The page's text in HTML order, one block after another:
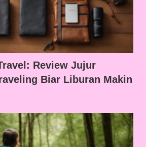
Review Jujur
Biar Liburan Makin